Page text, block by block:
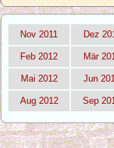
Nov 2011 Dez
Feb 2012 Mär
Mai 2012 Jun
Aug 2012 Sep